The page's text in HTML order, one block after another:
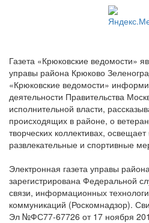
Газета «Крюковские ведомости»
управы района Крюково
«Крюковские ведомости»
деятельности Правительства
исполнительной власти,
происходящих в районе, о
творческих коллективах,
развлекательные и спортивные
Электронная газета управы
зарегистрирована Федеральной
связи, информационных
коммуникаций (Роскомнадзор).
Эл №ФС77-67726 от 17 ноября